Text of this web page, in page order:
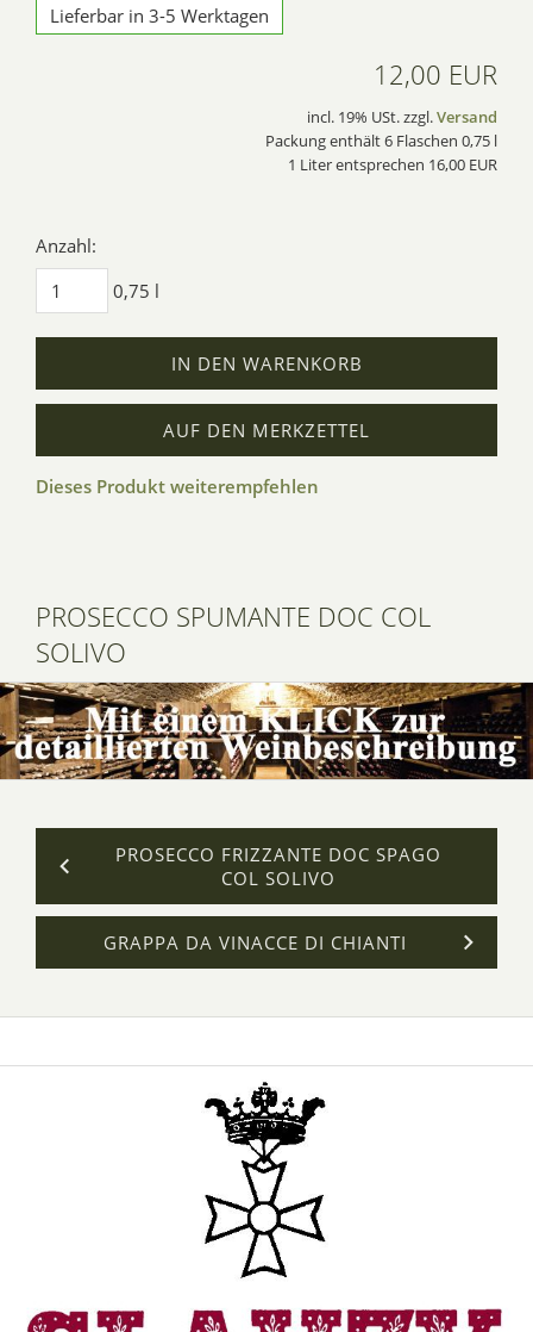
Lieferbar in 3-5 Werktagen
12,00 EUR
incl. 19% USt. zzgl.Versand
Packung enthält 6 Flaschen 0,75 l
1 Liter entsprechen 16,00 EUR
Anzahl:
0,75 l
IN DEN WARENKORB
AUF DEN MERKZETTEL
Dieses Produkt weiterempfehlen
PROSECCO SPUMANTE DOC COL
SOLIVO
PROSECCO FRIZZANTE DOC SPAGO
COL SOLIVO
GRAPPA DA VINACCE DI CHIANTI